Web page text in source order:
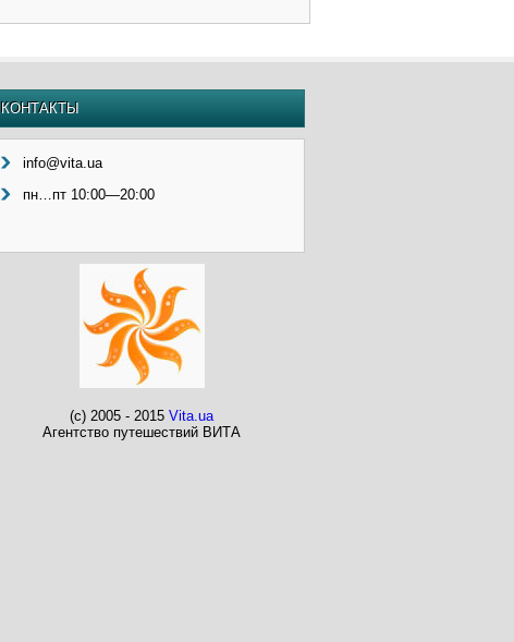
КОНТАКТЫ
info@vita.ua
пн…пт 10:00—20:00
(c) 2005 - 2015 Vita.ua
Агентство путешествий ВИТА